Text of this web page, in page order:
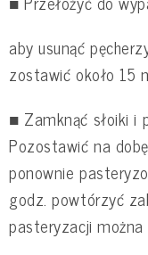
aby usunąć
zostawić około 15
■ Zamknąć słoiki i
Pozostawić na
ponownie
godz. powtórzyć
pasteryzacji